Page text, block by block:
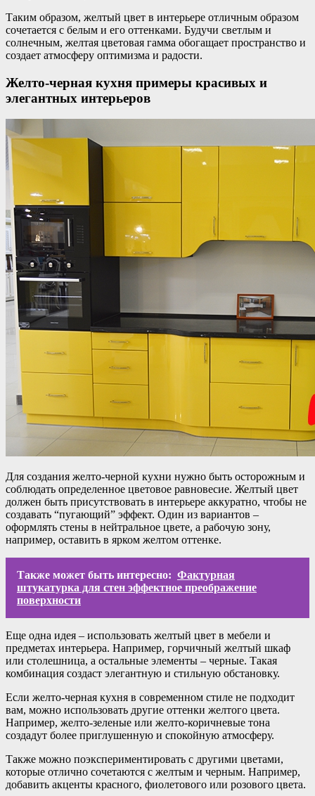
Таким образом, желтый цвет в интерьере отличным образом
сочетается с белым и его оттенками. Будучи светлым и
солнечным, желтая цветовая гамма обогащает пространство и
создает атмосферу оптимизма и радости.
Желто-черная кухня примеры красивых и
элегантных интерьеров
Для создания желто-черной кухни нужно быть осторожным и
соблюдать определенное цветовое равновесие. Желтый цвет
должен быть присутствовать в интерьере аккуратно, чтобы не
создавать “пугающий” эффект. Один из вариантов –
оформлять стены в нейтральное цвете, а рабочую зону,
например, оставить в ярком желтом оттенке.
Также может быть интересно: Фактурная
штукатурка для стен эффектное преображение
поверхности
Еще одна идея – использовать желтый цвет в мебели и
предметах интерьера. Например, горчичный желтый шкаф
или столешница, а остальные элементы – черные. Такая
комбинация создаст элегантную и стильную обстановку.
Если желто-черная кухня в современном стиле не подходит
вам, можно использовать другие оттенки желтого цвета.
Например, желто-зеленые или желто-коричневые тона
создадут более приглушенную и спокойную атмосферу.
Также можно поэкспериментировать с другими цветами,
которые отлично сочетаются с желтым и черным. Например,
добавить акценты красного, фиолетового или розового цвета.